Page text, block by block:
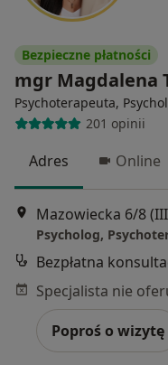
Bezpieczne płatności
mgr Magdalena
Psychoterapeuta,
201 opinii
Adres Online
Mazowiecka 6/8
Psycholog,
Poproś o wizytę